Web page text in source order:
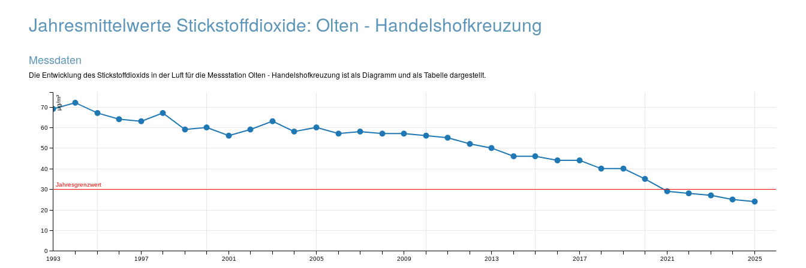
Jahresmittelwerte Stickstoffdioxide: Olten - Handelshofkreuzung
Messdaten
Die Entwicklung des Stickstoffdioxids in der Luft für die Messstation Olten - Handelshofkreuzung ist als Diagramm und als Tabelle dargestellt.
Jahresgrenzwert
1993 1997 2001 2005 2009 2013 2017 2021 2025
μg/m³
0
10
20
30
40
50
60
70